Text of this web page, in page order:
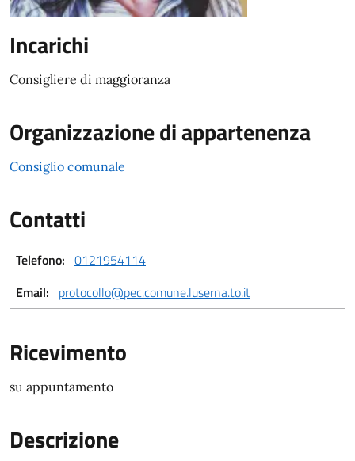
Incarichi
Consigliere di maggioranza
Organizzazione di appartenenza
Consiglio comunale
Contatti
Telefono: 0121954114
Email: protocollo@pec.comune.luserna.to.it
Ricevimento
su appuntamento
Descrizione